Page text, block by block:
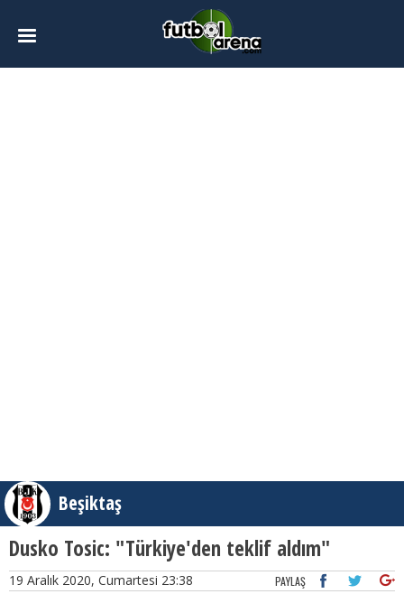
Beşiktaş
Dusko Tosic: "Türkiye'den teklif aldım"
19 Aralık 2020, Cumartesi 23:38 PAYLAŞ